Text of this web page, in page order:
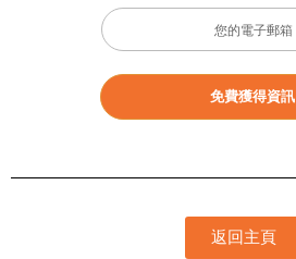
免費獲得資訊
返回主頁